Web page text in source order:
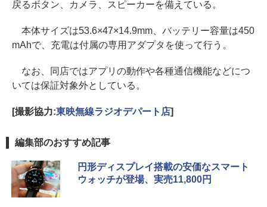
戻るボタン、カメラ、スピーカーを備えている。
本体サイズは53.6×47×14.9mm、バッテリー容量は450
mAhで、充電は付属の専用アダプタを使って行う。
なお、同店ではアプリの動作や各種通信機能などにつ
いては保証対象外としている。
[撮影協力:東映無線ラジオデパート店]
編集部のおすすめ記事
円形ディスプレイ搭載の安価なスマート
ウォッチが登場、実売11,800円